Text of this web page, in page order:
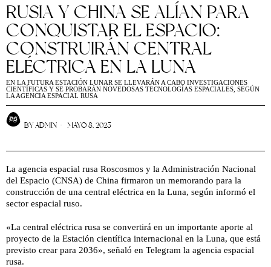
RUSIA Y CHINA SE ALÍAN PARA
CONQUISTAR EL ESPACIO:
CONSTRUIRÁN CENTRAL
ELÉCTRICA EN LA LUNA
EN LA FUTURA ESTACIÓN LUNAR SE LLEVARÁN A CABO INVESTIGACIONES
CIENTÍFICAS Y SE PROBARÁN NOVEDOSAS TECNOLOGÍAS ESPACIALES, SEGÚN
LA AGENCIA ESPACIAL RUSA
BY ADMIN MAYO 8, 2025
La agencia espacial rusa Roscosmos y la Administración Nacional
del Espacio (CNSA) de China firmaron un memorando para la
construcción de una central eléctrica en la Luna, según informó el
sector espacial ruso.
«La central eléctrica rusa se convertirá en un importante aporte al
proyecto de la Estación científica internacional en la Luna, que está
previsto crear para 2036», señaló en Telegram la agencia espacial
rusa.